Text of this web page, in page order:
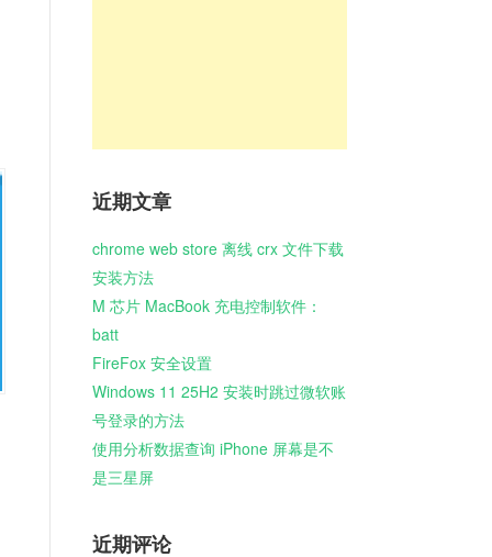
近期文章
chrome web store 离线 crx 文件下载
安装方法
M 芯片 MacBook 充电控制软件：
batt
FireFox 安全设置
Windows 11 25H2 安装时跳过微软账
号登录的方法
使用分析数据查询 iPhone 屏幕是不
是三星屏
近期评论